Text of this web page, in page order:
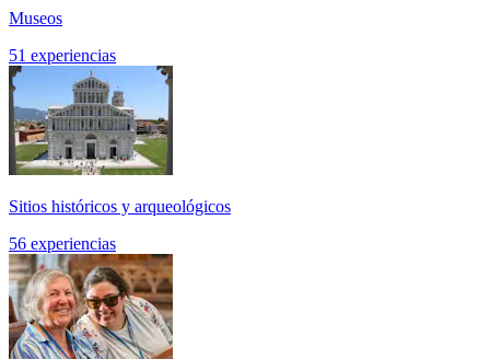
Museos
51 experiencias
Sitios históricos y arqueológicos
56 experiencias